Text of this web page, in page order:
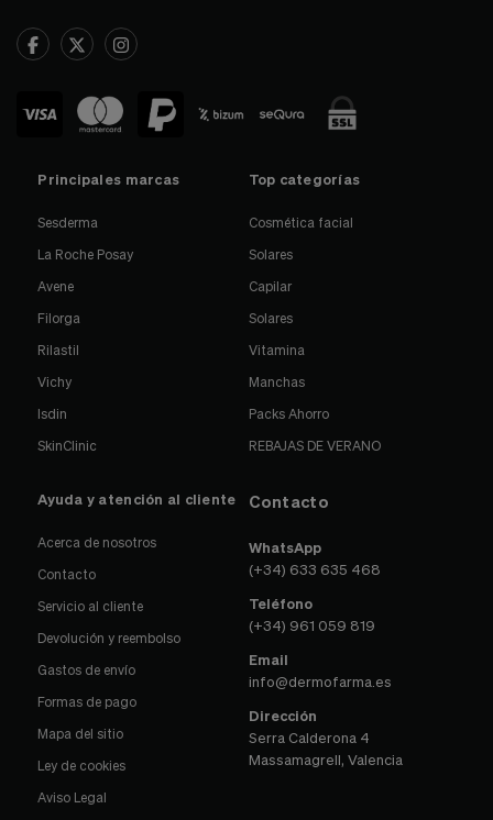
Principales marcas
Sesderma
La Roche Posay
Avene
Filorga
Rilastil
Vichy
Isdin
SkinClinic
Top categorías
Cosmética facial
Solares
Capilar
Solares
Vitamina
Manchas
Packs Ahorro
REBAJAS DE VERANO
Ayuda y atención al cliente
Acerca de nosotros
Contacto
Servicio al cliente
Devolución y reembolso
Gastos de envío
Formas de pago
Mapa del sitio
Ley de cookies
Aviso Legal
Contacto
WhatsApp
(+34) 633 635 468
Teléfono
(+34) 961 059 819
Email
info@dermofarma.es
Dirección
Serra Calderona 4
Massamagrell, Valencia